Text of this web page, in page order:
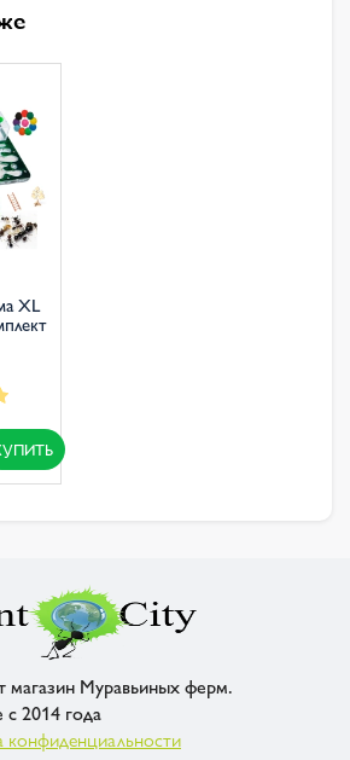
XL
магазин Муравьиных ферм.
2014 года
конфиденциальности